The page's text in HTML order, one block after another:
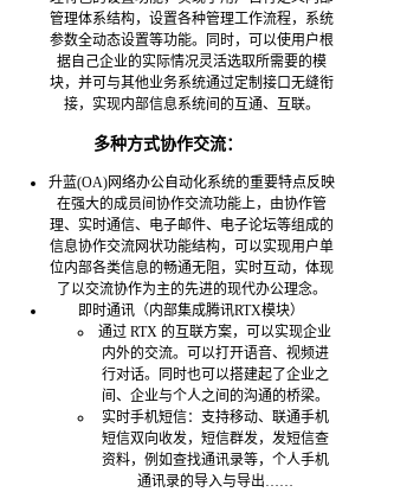
管理体系结构，设置各种管理工作流程，系统
参数全动态设置等功能。同时，可以使用户根
据自己企业的实际情况灵活选取所需要的模
块，并可与其他业务系统通过定制接口无缝衔
接，实现内部信息系统间的互通、互联。
多种方式协作交流：
升蓝(OA)网络办公自动化系统的重要特点反映
在强大的成员间协作交流功能上，由协作管
理、实时通信、电子邮件、电子论坛等组成的
信息协作交流网状功能结构，可以实现用户单
位内部各类信息的畅通无阻，实时互动，体现
了以交流协作为主的先进的现代办公理念。
即时通讯（内部集成腾讯RTX模块）
通过 RTX 的互联方案，可以实现企业
内外的交流。可以打开语音、视频进
行对话。同时也可以搭建起了企业之
间、企业与个人之间的沟通的桥梁。
实时手机短信：支持移动、联通手机
短信双向收发，短信群发，发短信查
资料，例如查找通讯录等，个人手机
通讯录的导入与导出……